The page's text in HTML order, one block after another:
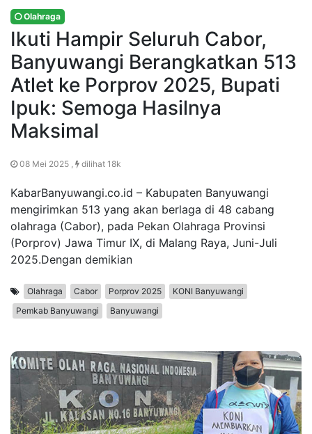
Olahraga
Ikuti Hampir Seluruh Cabor,
Banyuwangi Berangkatkan 513
Atlet ke Porprov 2025, Bupati
Ipuk: Semoga Hasilnya
Maksimal
08 Mei 2025 , dilihat 18k
KabarBanyuwangi.co.id – Kabupaten Banyuwangi
mengirimkan 513 yang akan berlaga di 48 cabang
olahraga (Cabor), pada Pekan Olahraga Provinsi
(Porprov) Jawa Timur IX, di Malang Raya, Juni-Juli
2025.Dengan demikian
Olahraga Cabor Porprov 2025
KONI Banyuwangi
Pemkab Banyuwangi
Banyuwangi